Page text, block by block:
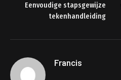
Eenvoudige stapsgewijze
tekenhandleiding
Francis